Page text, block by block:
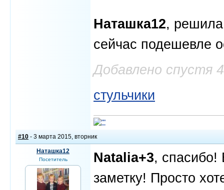
Наташка12,
сейчас подешевле
Добавлено спустя
стульчики
#10 - 3 марта 2015, вторник
Наташка12
Посетитель Natalia+3,
заметку! Просто